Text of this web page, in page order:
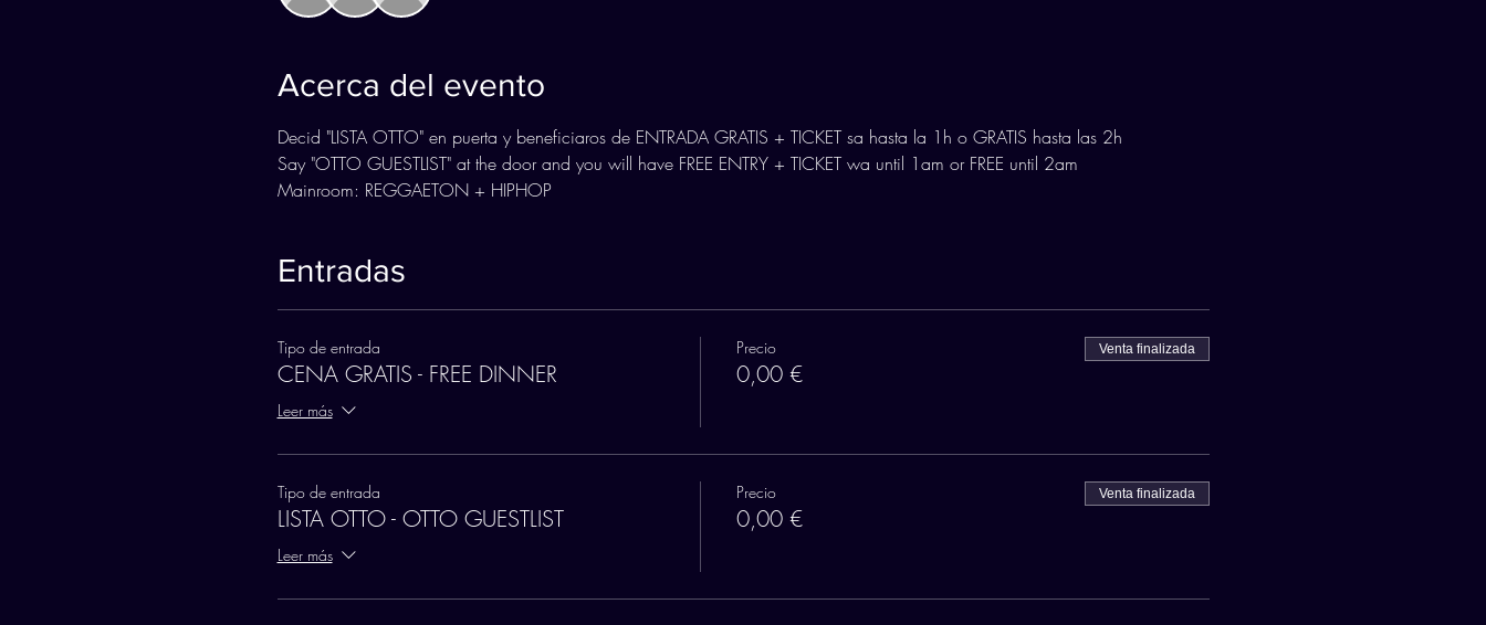
Acerca del evento
Decid "LISTA OTTO" en puerta y beneficiaros de ENTRADA GRATIS + TICKET sa hasta la 1h o GRATIS hasta las 2h
Say "OTTO GUESTLIST" at the door and you will have FREE ENTRY + TICKET wa until 1am or FREE until 2am
Mainroom: REGGAETON + HIPHOP
Entradas
Tipo de entrada
CENA GRATIS - FREE DINNER
Leer más
Precio
0,00 €
Venta finalizada
Tipo de entrada
LISTA OTTO - OTTO GUESTLIST
Leer más
Precio
0,00 €
Venta finalizada